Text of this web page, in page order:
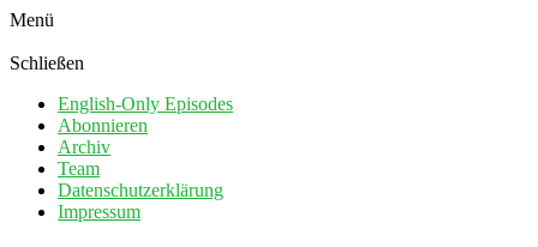
Menü
Schließen
English-Only Episodes
Abonnieren
Archiv
Team
Datenschutzerklärung
Impressum